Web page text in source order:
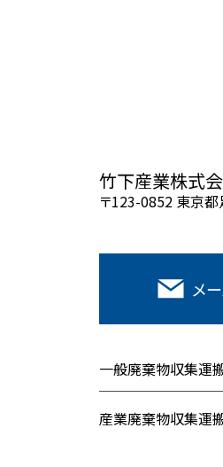
竹下産業株式
〒123-0852 東京
メ
一般廃棄物収集運
産業廃棄物収集運